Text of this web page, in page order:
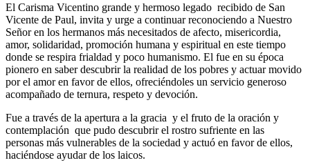
El Carisma Vicentino grande y hermoso legado recibido de San
Vicente de Paul, invita y urge a continuar reconociendo a Nuestro
Señor en los hermanos más necesitados de afecto, misericordia,
amor, solidaridad, promoción humana y espiritual en este tiempo
donde se respira frialdad y poco humanismo. El fue en su época
pionero en saber descubrir la realidad de los pobres y actuar movido
por el amor en favor de ellos, ofreciéndoles un servicio generoso
acompañado de ternura, respeto y devoción.
Fue a través de la apertura a la gracia y el fruto de la oración y
contemplación que pudo descubrir el rostro sufriente en las
personas más vulnerables de la sociedad y actuó en favor de ellos,
haciéndose ayudar de los laicos.